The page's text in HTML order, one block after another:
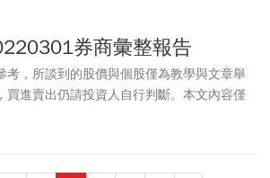
券商彙整報告
考，所談到的股價與個股僅為教學與文章舉
買進賣出仍請投資人自行判斷。本文內容僅
經授權嚴禁任何翻印、轉載，或以任何型態